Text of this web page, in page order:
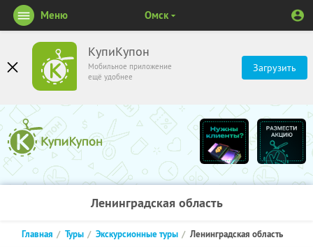
КупиКупон
Мобильное приложение
ещё удобнее
Загрузить
Меню Омск
Ленинградская область
Главная Туры Экскурсионные туры Ленинградская область